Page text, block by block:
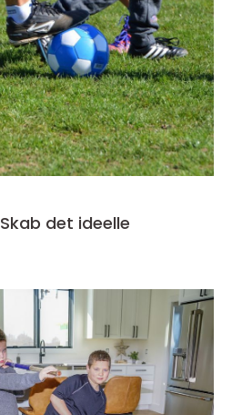
det ideelle